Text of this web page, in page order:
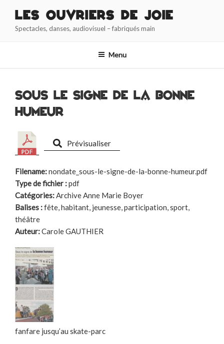
contenu
Les Ouvriers de Joie
Spectacles, danses, audiovisuel – fabriqués main
Menu
Sous le signe de la bonne
humeur
fanfare jusqu’au skate-parc
Prévisualiser
Filename:nondate_sous-le-signe-de-la-bonne-humeur.pdf
Type de fichier :pdf
Catégories: Archive Anne Marie Boyer
Balises :fête, habitant, jeunesse, participation, sport,
théâtre
Auteur:Carole GAUTHIER